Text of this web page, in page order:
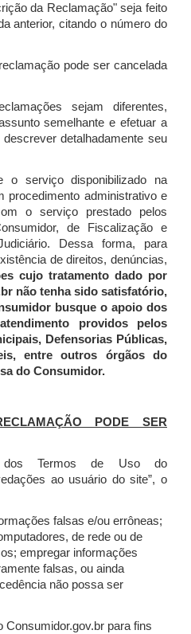
da Reclamação" seja feito
anterior, citando o número do
pode ser cancelada
sejam diferentes,
semelhante e efetuar a
detalhadamente seu
o serviço disponibilizado na
procedimento administrativo e
o serviço prestado pelos
de Fiscalização e
Dessa forma, para
de direitos, denúncias,
cujo tratamento dado por
não tenha sido satisfatório,
busque o apoio dos
providos pelos
Defensorias Públicas,
entre outros órgãos do
do Consumidor.
PODE SER
Termos de Uso do
ao usuário do site”, o
falsas e/ou errôneas;
de rede ou de
empregar informações
falsas, ou ainda
não possa ser
Consumidor.gov.br para fins